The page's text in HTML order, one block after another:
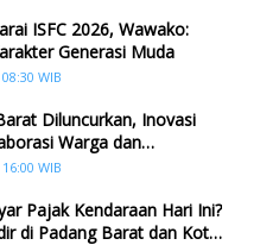
ISFC 2026, Wawako:
Generasi Muda
WIB
Diluncurkan, Inovasi
Warga dan
WIB
Pajak Kendaraan Hari Ini?
di Padang Barat dan Koto